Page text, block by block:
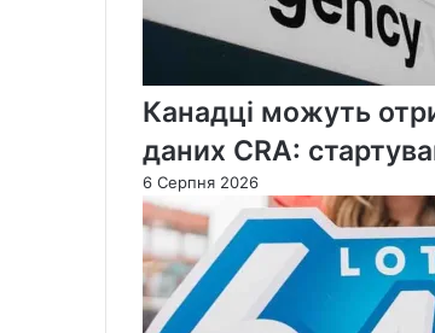
Канадці можуть
даних CRA:
6 Серпня 2026